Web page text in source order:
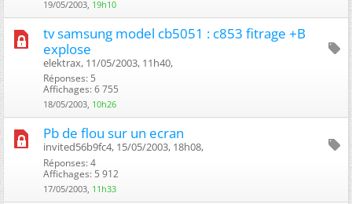
19/05/2003, 19h10
tv samsung model cb5051 : c853 fitrage +B
explose
elektrax, 11/05/2003, 11h40, ‎
Réponses: 5
Affichages: 6 755
18/05/2003, 10h26
Pb de flou sur un ecran
invited56b9fc4, 15/05/2003, 18h08, ‎
Réponses: 4
Affichages: 5 912
17/05/2003, 11h33